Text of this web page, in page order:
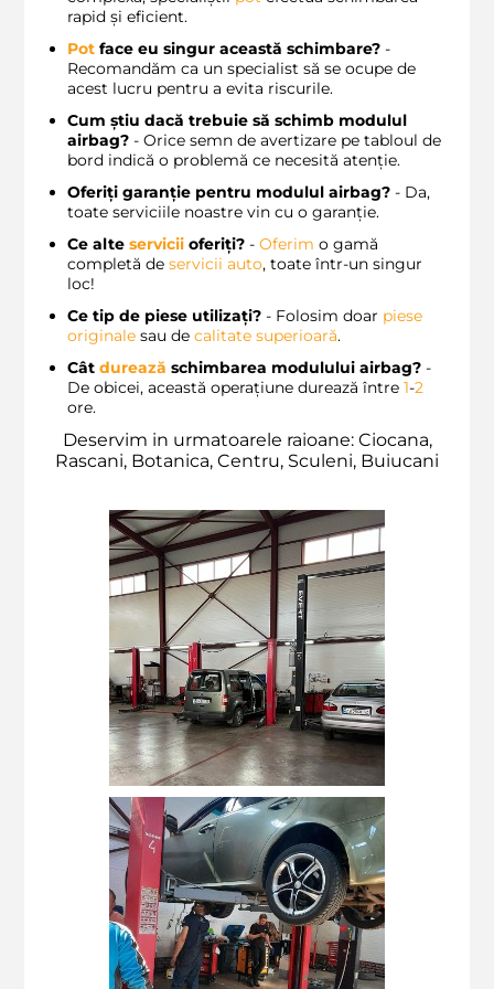
rapid și eficient.
Pot face eu singur această schimbare? -
Recomandăm ca un specialist să se ocupe de
acest lucru pentru a evita riscurile.
Cum știu dacă trebuie să schimb modulul
airbag? - Orice semn de avertizare pe tabloul de
bord indică o problemă ce necesită atenție.
Oferiți garanție pentru modulul airbag? - Da,
toate serviciile noastre vin cu o garanție.
Ce alte servicii oferiți? - Oferim o gamă
completă de servicii auto, toate într-un singur
loc!
Ce tip de piese utilizați? - Folosim doar piese
originale sau de calitate superioară.
Cât durează schimbarea modulului airbag? -
De obicei, această operațiune durează între 1-2
ore.
Deservim in urmatoarele raioane: Ciocana,
Rascani, Botanica, Centru, Sculeni, Buiucani